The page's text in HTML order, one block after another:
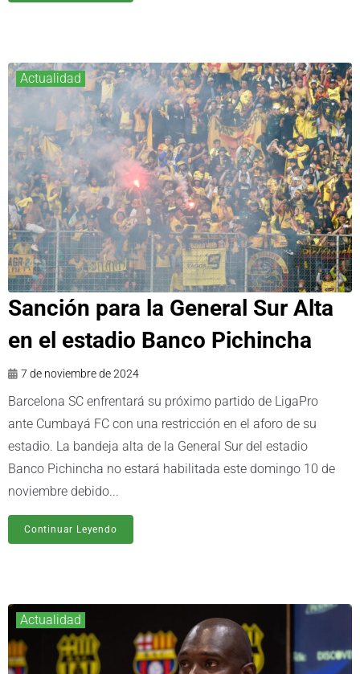
Actualidad
Sanción para la General Sur Alta
en el estadio Banco Pichincha
7 de noviembre de 2024
Barcelona SC enfrentará su próximo partido de LigaPro
ante Cumbayá FC con una restricción en el aforo de su
estadio. La bandeja alta de la General Sur del estadio
Banco Pichincha no estará habilitada este domingo 10 de
noviembre debido...
Continuar Leyendo
Actualidad